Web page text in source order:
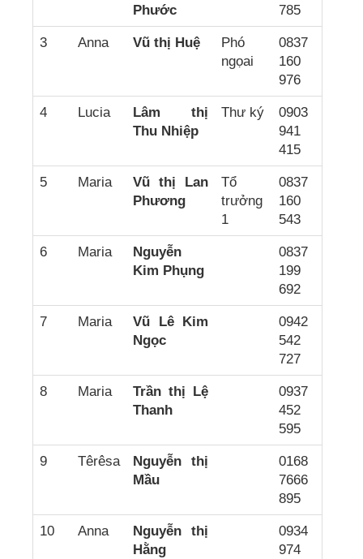
Phước
785
3 Anna Vũ thị Huệ
Phó
ngọai
0837
160
976
4 Lucia
Lâm thị
Thu Nhiệp
Thư ký
0903
941
415
5 Maria
Vũ thị Lan
Phương
Tổ
trưởng
1
0837
160
543
6 Maria
Nguyễn
Kim Phụng
0837
199
692
7 Maria
Vũ Lê Kim
Ngọc
0942
542
727
8 Maria
Trần thị Lệ
Thanh
0937
452
595
9 Têrêsa
Nguyễn thị
Mầu
0168
7666
895
10 Anna
Nguyễn thị
Hằng
0934
974